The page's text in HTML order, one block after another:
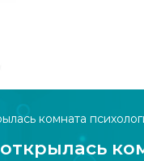
комната